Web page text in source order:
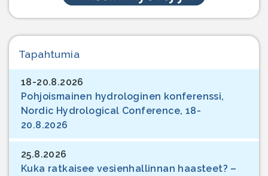
Tapahtumia
18-20.8.2026
Pohjoismainen hydrologinen konferenssi,
Nordic Hydrological Conference, 18-
20.8.2026
25.8.2026
Kuka ratkaisee vesienhallinnan haasteet? –